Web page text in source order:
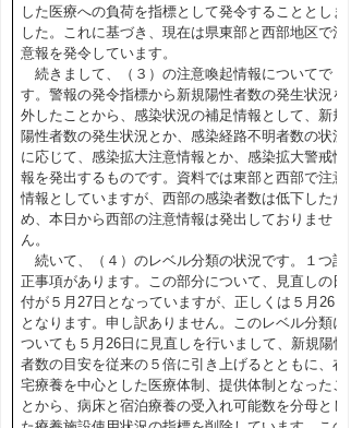
した医療への負荷を指標として発令することとしま
した。これに基づき、現在は県東部と西部地区で注
意報を発令しています。
続きまして、（３）の注意喚起情報についてで
す。警報の発令指標から新規陽性者数の発生状況を
外したことから、感染状況の補足情報として、新規
陽性者数の発生状況とか、感染経路不明者数の状況
に応じて、感染拡大注意情報とか、感染拡大警戒情
報を発出するものです。資料では東部と西部で注意
情報としていますが、西部の感染者数は低下したた
め、本日から西部の注意情報は発出しておりませ
ん。
続いて、（４）のレベル分類の状況です。１つ訂
正事項があります。この部分について、見直しの日
付が５月27日となっていますが、正しくは５月26日
となります。申し訳ありません。このレベル分類に
ついても５月26日に見直しを行いまして、新規陽性
者数の目安を従来の５倍に引き上げるとともに、在
宅療養を中心とした医療体制、提供体制となったこ
とから、病床と宿泊療養の受入れ可能数を分母とし